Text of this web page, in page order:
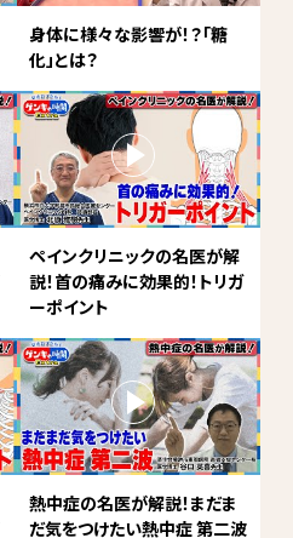
身体に様々な影響が！？「糖
化」とは？
ペインクリニックの名医が解
説！首の痛みに効果的！トリガ
ーポイント
熱中症の名医が解説！まだま
だ気をつけたい熱中症 第二波